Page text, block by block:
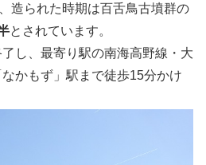
造られた時期は百舌鳥古墳群の
とされています。
し、最寄り駅の南海高野線・大
かもず」駅まで徒歩15分かけ